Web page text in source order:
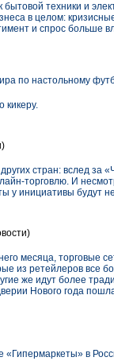
техники и
в целом:
и спрос больше
по настольному
кикеру.
стран: вслед
торговлю. И
у инициативы будут
месяца, торговые
из ретейлеров все
же идут более
Нового года
в